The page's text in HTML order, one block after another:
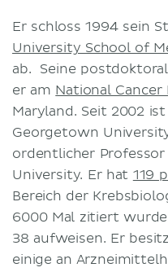
Datenschutzerklärung
Er schloss 1994 sein
University School of
ab. Seine
er am National
Maryland. Seit 2002
Georgetown
ordentlicher
University. Er hat 119
Bereich der
6000 Mal zitiert
38 aufweisen. Er
einige an